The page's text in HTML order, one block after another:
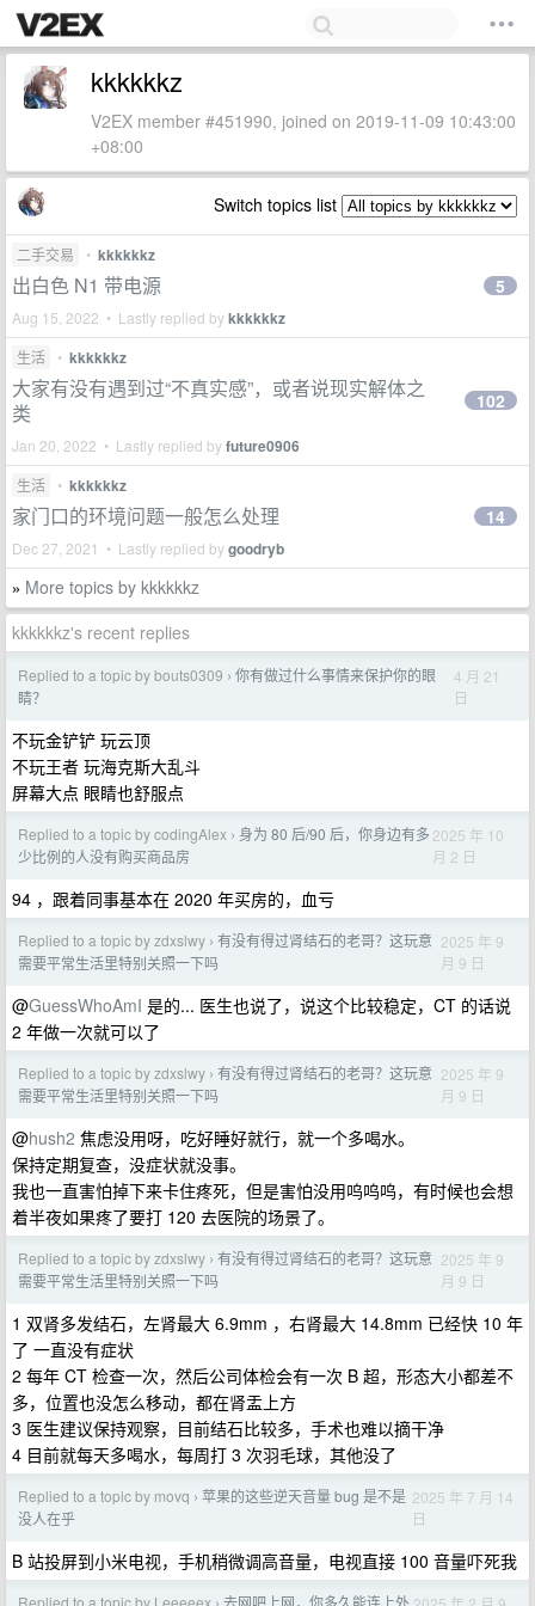
kkkkkkz
V2EX member #451990, joined on 2019-11-09 10:43:00
+08:00
Switch topics list
二手交易 • kkkkkkz
出白色 N1 带电源
Aug 15, 2022 • Lastly replied bykkkkkkz
5
生活 • kkkkkkz
大家有没有遇到过“不真实感”，或者说现实解体之
类
Jan 20, 2022 • Lastly replied byfuture0906
102
生活 • kkkkkkz
家门口的环境问题一般怎么处理
Dec 27, 2021 • Lastly replied bygoodryb
14
» More topics by kkkkkkz
kkkkkkz's recent replies
Replied to a topic by bouts0309 › 你有做过什么事情来保护你的眼
睛？
4 月 21
日
不玩金铲铲 玩云顶
不玩王者 玩海克斯大乱斗
屏幕大点 眼睛也舒服点
Replied to a topic by codingAlex › 身为 80 后/90 后，你身边有多
少比例的人没有购买商品房
2025 年 10
月 2 日
94 ，跟着同事基本在 2020 年买房的，血亏
Replied to a topic by zdxslwy › 有没有得过肾结石的老哥？这玩意
需要平常生活里特别关照一下吗
2025 年 9
月 9 日
@GuessWhoAmI 是的... 医生也说了，说这个比较稳定，CT 的话说
2 年做一次就可以了
Replied to a topic by zdxslwy › 有没有得过肾结石的老哥？这玩意
需要平常生活里特别关照一下吗
2025 年 9
月 9 日
@hush2 焦虑没用呀，吃好睡好就行，就一个多喝水。
保持定期复查，没症状就没事。
我也一直害怕掉下来卡住疼死，但是害怕没用呜呜呜，有时候也会想
着半夜如果疼了要打 120 去医院的场景了。
Replied to a topic by zdxslwy › 有没有得过肾结石的老哥？这玩意
需要平常生活里特别关照一下吗
2025 年 9
月 9 日
1 双肾多发结石，左肾最大 6.9mm ，右肾最大 14.8mm 已经快 10 年
了 一直没有症状
2 每年 CT 检查一次，然后公司体检会有一次 B 超，形态大小都差不
多，位置也没怎么移动，都在肾盂上方
3 医生建议保持观察，目前结石比较多，手术也难以摘干净
4 目前就每天多喝水，每周打 3 次羽毛球，其他没了
Replied to a topic by movq › 苹果的这些逆天音量 bug 是不是
没人在乎
2025 年 7 月 14
日
B 站投屏到小米电视，手机稍微调高音量，电视直接 100 音量吓死我
Replied to a topic by Leeeeex 去网吧上网，你多久能连上外